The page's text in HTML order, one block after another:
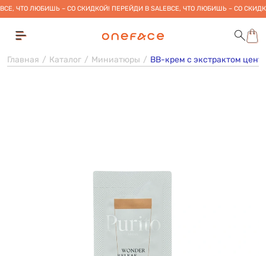
ВСЕ, ЧТО ЛЮБИШЬ – СО СКИДКОЙ! ПЕРЕЙДИ В SALEВСЕ, ЧТО ЛЮБИШЬ – СО
Главная Каталог Миниатюры BB-крем с экстрактом